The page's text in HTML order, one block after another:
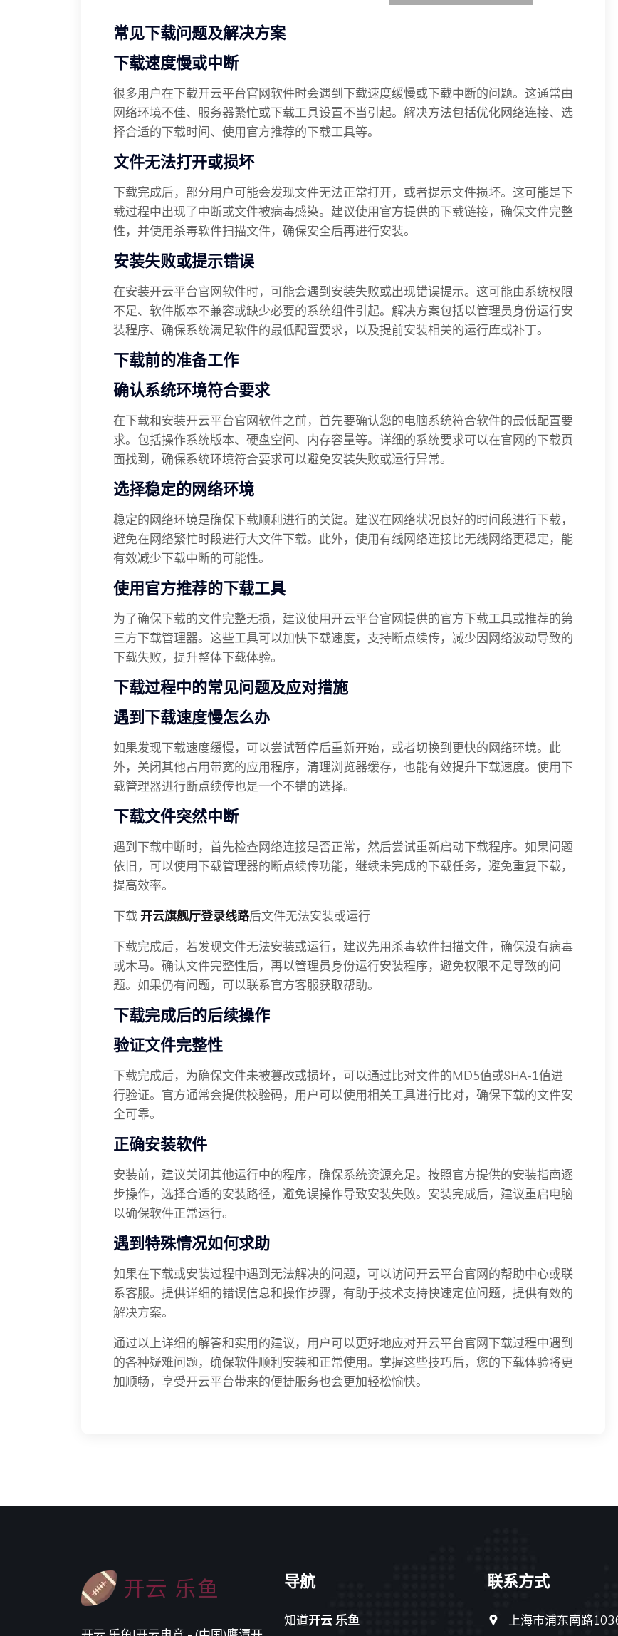
常见下载问题及解决方案
下载速度慢或中断
很多用户在下载开云平台官网软件时会遇到下载速度缓慢或下载中断的问题。这通常由
网络环境不佳、服务器繁忙或下载工具设置不当引起。解决方法包括优化网络连接、选
择合适的下载时间、使用官方推荐的下载工具等。
文件无法打开或损坏
下载完成后，部分用户可能会发现文件无法正常打开，或者提示文件损坏。这可能是下
载过程中出现了中断或文件被病毒感染。建议使用官方提供的下载链接，确保文件完整
性，并使用杀毒软件扫描文件，确保安全后再进行安装。
安装失败或提示错误
在安装开云平台官网软件时，可能会遇到安装失败或出现错误提示。这可能由系统权限
不足、软件版本不兼容或缺少必要的系统组件引起。解决方案包括以管理员身份运行安
装程序、确保系统满足软件的最低配置要求，以及提前安装相关的运行库或补丁。
下载前的准备工作
确认系统环境符合要求
在下载和安装开云平台官网软件之前，首先要确认您的电脑系统符合软件的最低配置要
求。包括操作系统版本、硬盘空间、内存容量等。详细的系统要求可以在官网的下载页
面找到，确保系统环境符合要求可以避免安装失败或运行异常。
选择稳定的网络环境
稳定的网络环境是确保下载顺利进行的关键。建议在网络状况良好的时间段进行下载，
避免在网络繁忙时段进行大文件下载。此外，使用有线网络连接比无线网络更稳定，能
有效减少下载中断的可能性。
使用官方推荐的下载工具
为了确保下载的文件完整无损，建议使用开云平台官网提供的官方下载工具或推荐的第
三方下载管理器。这些工具可以加快下载速度，支持断点续传，减少因网络波动导致的
下载失败，提升整体下载体验。
下载过程中的常见问题及应对措施
遇到下载速度慢怎么办
如果发现下载速度缓慢，可以尝试暂停后重新开始，或者切换到更快的网络环境。此
外，关闭其他占用带宽的应用程序，清理浏览器缓存，也能有效提升下载速度。使用下
载管理器进行断点续传也是一个不错的选择。
下载文件突然中断
遇到下载中断时，首先检查网络连接是否正常，然后尝试重新启动下载程序。如果问题
依旧，可以使用下载管理器的断点续传功能，继续未完成的下载任务，避免重复下载，
提高效率。
下载开云旗舰厅登录线路后文件无法安装或运行
下载完成后，若发现文件无法安装或运行，建议先用杀毒软件扫描文件，确保没有病毒
或木马。确认文件完整性后，再以管理员身份运行安装程序，避免权限不足导致的问
题。如果仍有问题，可以联系官方客服获取帮助。
下载完成后的后续操作
验证文件完整性
下载完成后，为确保文件未被篡改或损坏，可以通过比对文件的MD5值或SHA-1值进
行验证。官方通常会提供校验码，用户可以使用相关工具进行比对，确保下载的文件安
全可靠。
正确安装软件
安装前，建议关闭其他运行中的程序，确保系统资源充足。按照官方提供的安装指南逐
步操作，选择合适的安装路径，避免误操作导致安装失败。安装完成后，建议重启电脑
以确保软件正常运行。
遇到特殊情况如何求助
如果在下载或安装过程中遇到无法解决的问题，可以访问开云平台官网的帮助中心或联
系客服。提供详细的错误信息和操作步骤，有助于技术支持快速定位问题，提供有效的
解决方案。
通过以上详细的解答和实用的建议，用户可以更好地应对开云平台官网下载过程中遇到
的各种疑难问题，确保软件顺利安装和正常使用。掌握这些技巧后，您的下载体验将更
加顺畅，享受开云平台带来的便捷服务也会更加轻松愉快。
导航
知道开云 乐鱼
联系方式
上海市浦东南路